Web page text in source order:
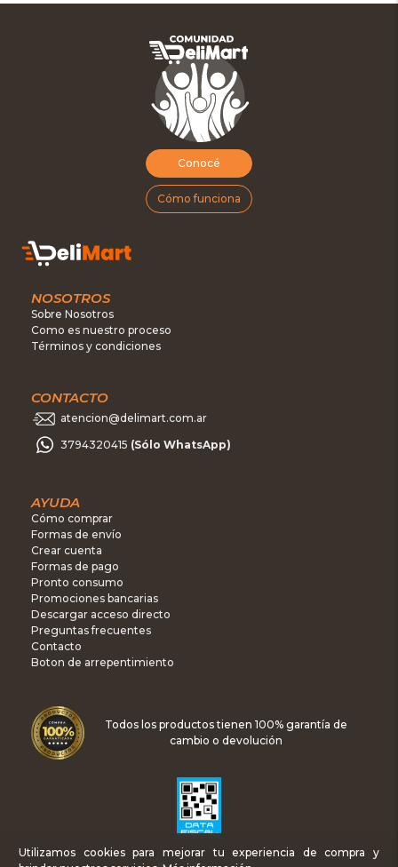
Conocé
Cómo funciona
NOSOTROS
Sobre Nosotros
Como es nuestro proceso
Términos y condiciones
CONTACTO
atencion@delimart.com.ar
3794320415 (Sólo WhatsApp)
AYUDA
Cómo comprar
Formas de envío
Crear cuenta
Formas de pago
Pronto consumo
Promociones bancarias
Descargar acceso directo
Preguntas frecuentes
Contacto
Boton de arrepentimiento
Todos los productos tienen 100% garantía de
cambio o devolución
Utilizamos cookies para mejorar tu experiencia de compra y